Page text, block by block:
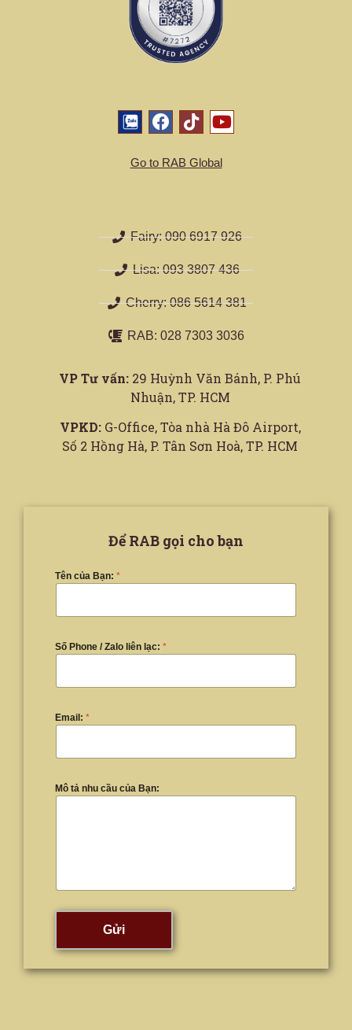
Go to RAB Global
Fairy: 090 6917 926
Lisa: 093 3807 436
Cherry: 086 5614 381
RAB: 028 7303 3036
VP Tư vấn: 29 Huỳnh Văn Bánh, P. Phú
Nhuận, TP. HCM
VPKD:G-Office, Tòa nhà Hà Đô Airport,
Số 2 Hồng Hà, P. Tân Sơn Hoà, TP. HCM
Để RAB gọi cho bạn
Tên của Bạn: *
Số Phone / Zalo liên lạc: *
Email: *
Mô tả nhu cầu của Bạn:
Gửi